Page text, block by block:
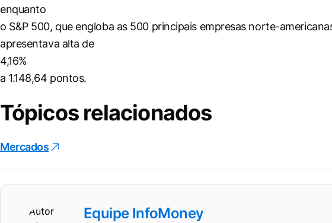
enquanto
o S&P 500, que engloba as 500 principais empresas norte-
apresentava alta de
4,16%
a 1.148,64 pontos.
Tópicos relacionados
Mercados
Equipe InfoMoney